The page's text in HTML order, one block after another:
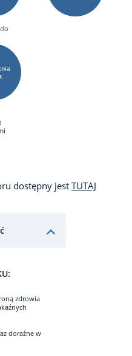
dostępny jest TUTAJ
zdrowia
doraźne w